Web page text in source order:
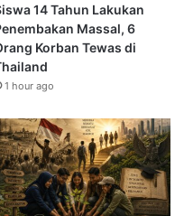
14 Tahun Lakukan
Massal, 6
Korban Tewas di
1 hour ago